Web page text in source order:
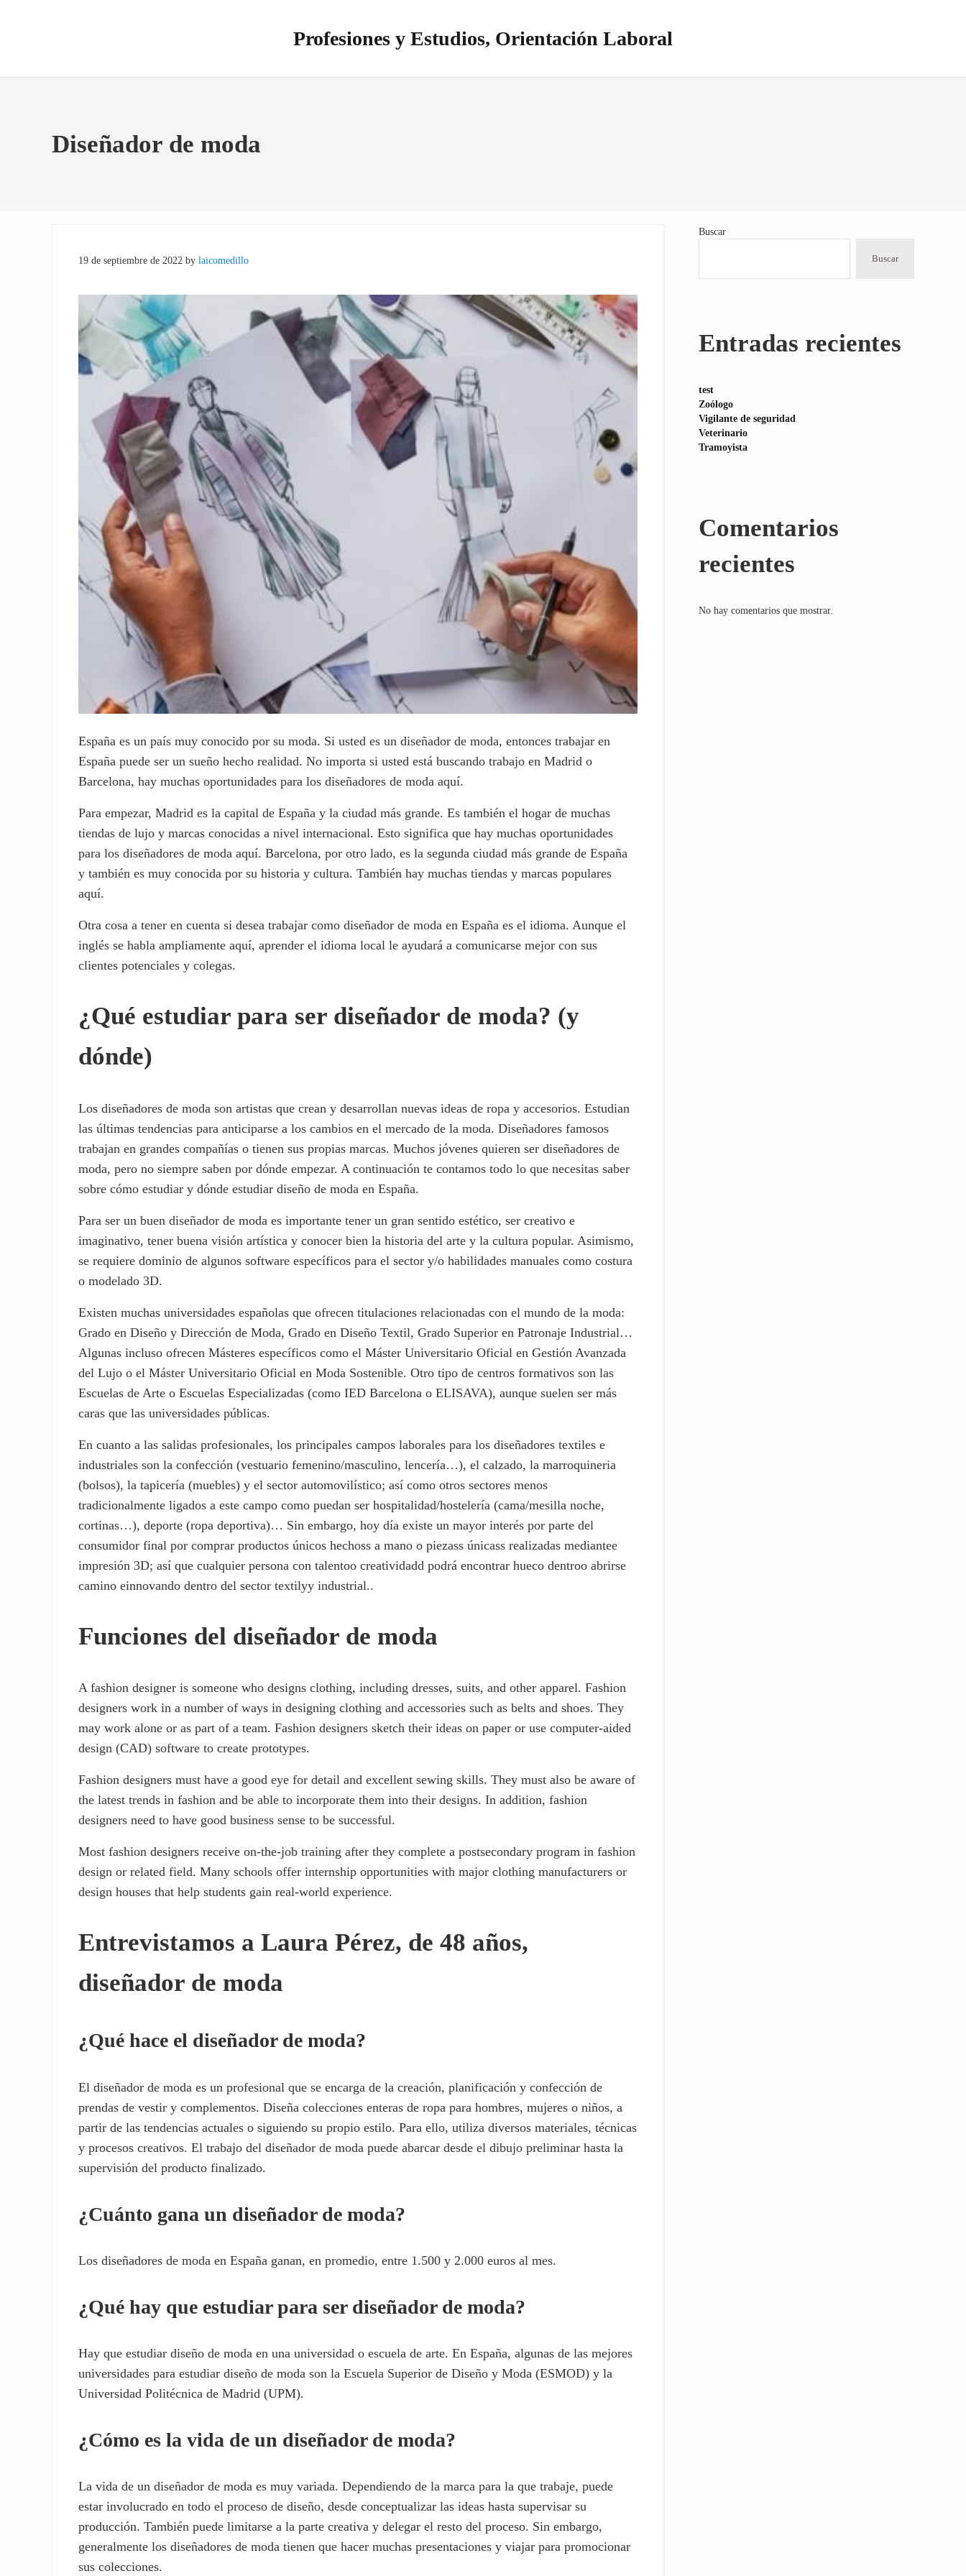
Profesiones y Estudios, Orientación Laboral
Diseñador de moda
19 de septiembre de 2022 bylaicomedillo
España es un país muy conocido por su moda. Si usted es un diseñador de moda, entonces trabajar en
España puede ser un sueño hecho realidad. No importa si usted está buscando trabajo en Madrid o
Barcelona, hay muchas oportunidades para los diseñadores de moda aquí.
Para empezar, Madrid es la capital de España y la ciudad más grande. Es también el hogar de muchas
tiendas de lujo y marcas conocidas a nivel internacional. Esto significa que hay muchas oportunidades
para los diseñadores de moda aquí. Barcelona, por otro lado, es la segunda ciudad más grande de España
y también es muy conocida por su historia y cultura. También hay muchas tiendas y marcas populares
aquí.
Otra cosa a tener en cuenta si desea trabajar como diseñador de moda en España es el idioma. Aunque el
inglés se habla ampliamente aquí, aprender el idioma local le ayudará a comunicarse mejor con sus
clientes potenciales y colegas.
¿Qué estudiar para ser diseñador de moda? (y
dónde)
Los diseñadores de moda son artistas que crean y desarrollan nuevas ideas de ropa y accesorios. Estudian
las últimas tendencias para anticiparse a los cambios en el mercado de la moda. Diseñadores famosos
trabajan en grandes compañías o tienen sus propias marcas. Muchos jóvenes quieren ser diseñadores de
moda, pero no siempre saben por dónde empezar. A continuación te contamos todo lo que necesitas saber
sobre cómo estudiar y dónde estudiar diseño de moda en España.
Para ser un buen diseñador de moda es importante tener un gran sentido estético, ser creativo e
imaginativo, tener buena visión artística y conocer bien la historia del arte y la cultura popular. Asimismo,
se requiere dominio de algunos software específicos para el sector y/o habilidades manuales como costura
o modelado 3D.
Existen muchas universidades españolas que ofrecen titulaciones relacionadas con el mundo de la moda:
Grado en Diseño y Dirección de Moda, Grado en Diseño Textil, Grado Superior en Patronaje Industrial…
Algunas incluso ofrecen Másteres específicos como el Máster Universitario Oficial en Gestión Avanzada
del Lujo o el Máster Universitario Oficial en Moda Sostenible. Otro tipo de centros formativos son las
Escuelas de Arte o Escuelas Especializadas (como IED Barcelona o ELISAVA), aunque suelen ser más
caras que las universidades públicas.
En cuanto a las salidas profesionales, los principales campos laborales para los diseñadores textiles e
industriales son la confección (vestuario femenino/masculino, lencería…), el calzado, la marroquineria
(bolsos), la tapicería (muebles) y el sector automovilístico; así como otros sectores menos
tradicionalmente ligados a este campo como puedan ser hospitalidad/hostelería (cama/mesilla noche,
cortinas…), deporte (ropa deportiva)… Sin embargo, hoy día existe un mayor interés por parte del
consumidor final por comprar productos únicos hechoss a mano o piezass únicass realizadas mediantee
impresión 3D; así que cualquier persona con talentoo creatividadd podrá encontrar hueco dentroo abrirse
camino einnovando dentro del sector textilyy industrial..
Funciones del diseñador de moda
A fashion designer is someone who designs clothing, including dresses, suits, and other apparel. Fashion
designers work in a number of ways in designing clothing and accessories such as belts and shoes. They
may work alone or as part of a team. Fashion designers sketch their ideas on paper or use computer-aided
design (CAD) software to create prototypes.
Fashion designers must have a good eye for detail and excellent sewing skills. They must also be aware of
the latest trends in fashion and be able to incorporate them into their designs. In addition, fashion
designers need to have good business sense to be successful.
Most fashion designers receive on-the-job training after they complete a postsecondary program in fashion
design or related field. Many schools offer internship opportunities with major clothing manufacturers or
design houses that help students gain real-world experience.
Entrevistamos a Laura Pérez, de 48 años,
diseñador de moda
¿Qué hace el diseñador de moda?
El diseñador de moda es un profesional que se encarga de la creación, planificación y confección de
prendas de vestir y complementos. Diseña colecciones enteras de ropa para hombres, mujeres o niños, a
partir de las tendencias actuales o siguiendo su propio estilo. Para ello, utiliza diversos materiales, técnicas
y procesos creativos. El trabajo del diseñador de moda puede abarcar desde el dibujo preliminar hasta la
supervisión del producto finalizado.
¿Cuánto gana un diseñador de moda?
Los diseñadores de moda en España ganan, en promedio, entre 1.500 y 2.000 euros al mes.
¿Qué hay que estudiar para ser diseñador de moda?
Hay que estudiar diseño de moda en una universidad o escuela de arte. En España, algunas de las mejores
universidades para estudiar diseño de moda son la Escuela Superior de Diseño y Moda (ESMOD) y la
Universidad Politécnica de Madrid (UPM).
¿Cómo es la vida de un diseñador de moda?
La vida de un diseñador de moda es muy variada. Dependiendo de la marca para la que trabaje, puede
estar involucrado en todo el proceso de diseño, desde conceptualizar las ideas hasta supervisar su
producción. También puede limitarse a la parte creativa y delegar el resto del proceso. Sin embargo,
generalmente los diseñadores de moda tienen que hacer muchas presentaciones y viajar para promocionar
sus colecciones.
Sidebar
Buscar
Buscar
Entradas recientes
test
Zoólogo
Vigilante de seguridad
Veterinario
Tramoyista
Comentarios
recientes
No hay comentarios que mostrar.